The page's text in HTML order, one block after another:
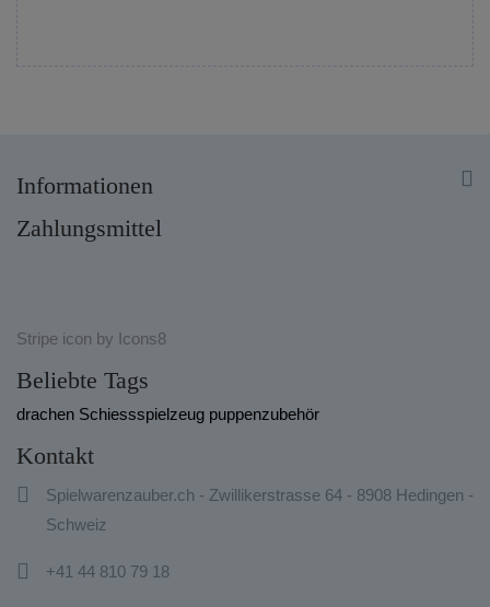
Informationen 

Zahlungsmittel
Stripe icon by Icons8
Beliebte Tags
drachen Schiessspielzeug puppenzubehör
Kontakt

Spielwarenzauber.ch - Zwillikerstrasse 64 - 8908 Hedingen -
Schweiz
 +41 44 810 79 18